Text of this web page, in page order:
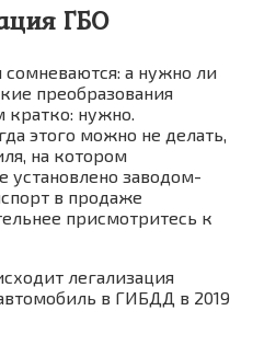
ГБО
а нужно ли
преобразования
нужно.
этого можно не делать,
на котором
установлено заводом-
в продаже
присмотритесь к
легализация
в ГИБДД в 2019